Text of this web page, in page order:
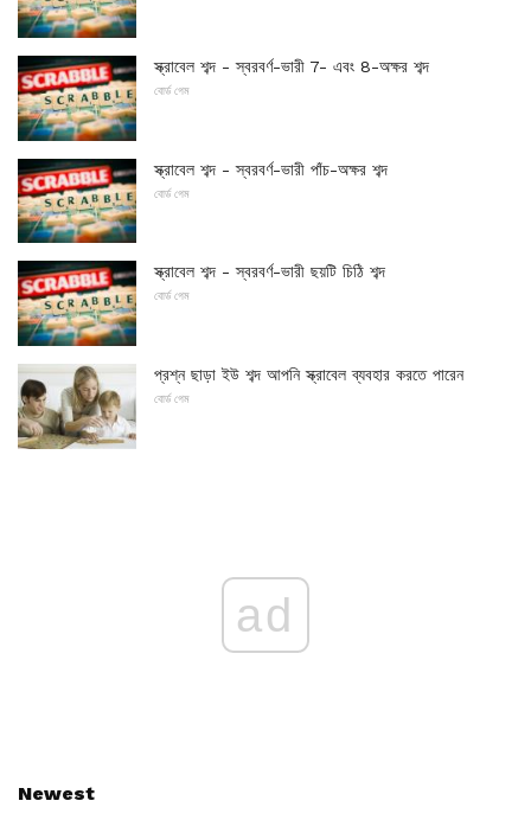
স্ক্রাবেল শব্দ - স্বরবর্ণ-ভারী 7- এবং 8-অক্ষর শব্দ
বোর্ড গেম
স্ক্রাবেল শব্দ - স্বরবর্ণ-ভারী পাঁচ-অক্ষর শব্দ
বোর্ড গেম
স্ক্রাবেল শব্দ - স্বরবর্ণ-ভারী ছয়টি চিঠি শব্দ
বোর্ড গেম
প্রশ্ন ছাড়া ইউ শব্দ আপনি স্ক্রাবেল ব্যবহার করতে পারেন
বোর্ড গেম
ad
Newest